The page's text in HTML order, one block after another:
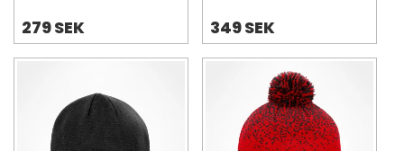
279 SEK 349 SEK